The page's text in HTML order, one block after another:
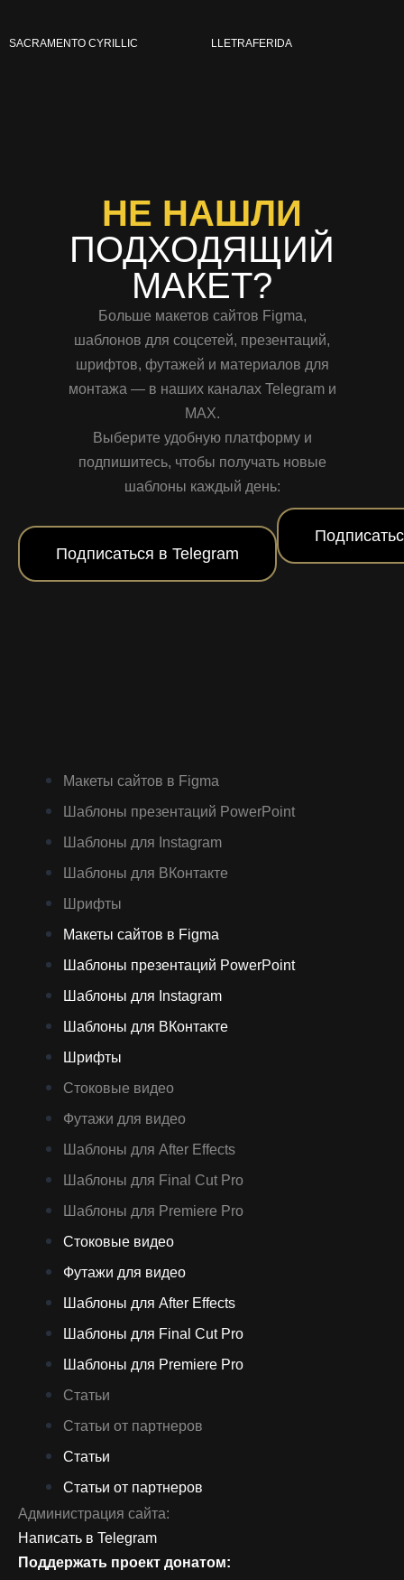
SACRAMENTO CYRILLIC LLETRAFERIDA
НЕ НАШЛИ
ПОДХОДЯЩИЙ
МАКЕТ?
Больше макетов сайтов Figma,
шаблонов для соцсетей, презентаций,
шрифтов, футажей и материалов для
монтажа — в наших каналах Telegram и
MAX.
Выберите удобную платформу и
подпишитесь, чтобы получать новые
шаблоны каждый день:
Подписаться в Telegram
Макеты сайтов в Figma
Шаблоны презентаций PowerPoint
Шаблоны для Instagram
Шаблоны для ВКонтакте
Шрифты
Макеты сайтов в Figma
Шаблоны презентаций PowerPoint
Шаблоны для Instagram
Шаблоны для ВКонтакте
Шрифты
Стоковые видео
Футажи для видео
Шаблоны для After Effects
Шаблоны для Final Cut Pro
Шаблоны для Premiere Pro
Стоковые видео
Футажи для видео
Шаблоны для After Effects
Шаблоны для Final Cut Pro
Шаблоны для Premiere Pro
Статьи
Статьи от партнеров
Статьи
Статьи от партнеров
Администрация сайта:
Написать в Telegram
Поддержать проект донатом: